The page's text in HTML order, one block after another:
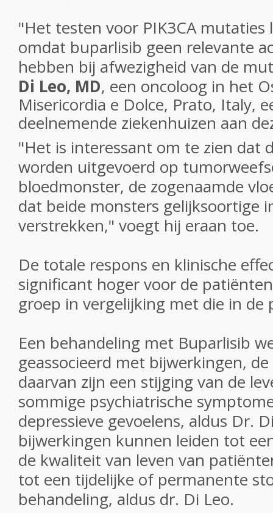
"Het testen voor PIK3CA
omdat buparlisib geen relevante
hebben bij afwezigheid van de
Di Leo, MD, een oncoloog in het
Misericordia e Dolce, Prato, Italy,
deelnemende ziekenhuizen aan
"Het is interessant om te zien dat
worden uitgevoerd op
bloedmonster, de zogenaamde
dat beide monsters gelijksoortige
verstrekken," voegt hij eraan toe.
De totale respons en klinische
significant hoger voor de
groep in vergelijking met die in de
Een behandeling met Buparlisib
geassocieerd met bijwerkingen,
daarvan zijn een stijging van de
sommige psychiatrische
depressieve gevoelens, aldus Dr.
bijwerkingen kunnen leiden tot
de kwaliteit van leven van
tot een tijdelijke of permanente
behandeling, aldus dr. Di Leo.